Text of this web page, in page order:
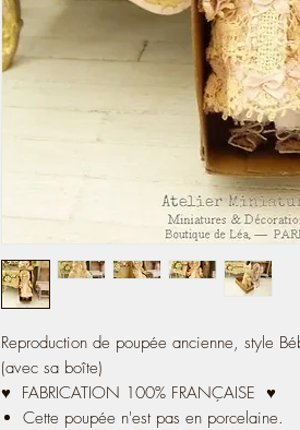
Reproduction de poupée ancienne, style
(avec sa boîte)
♥ FABRICATION 100% FRANÇAISE ♥
Cette poupée n'est pas en porcelaine.